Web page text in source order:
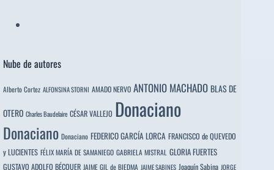
Nube de autores
Alberto Cortez ALFONSINA STORNI AMADO NERVO ANTONIO MACHADO BLAS DE
OTERO Charles Baudelaire CÉSAR VALLEJO Donaciano
Donaciano Donaciano FEDERICO GARCÍA LORCA FRANCISCO de QUEVEDO
y LUCIENTES FÉLIX MARÍA DE SAMANIEGO GABRIELA MISTRAL GLORIA FUERTES
GUSTAVO ADOLFO BÉCQUER JAIME GIL de BIEDMA JAIME SABINES Joaquín Sabina JORGE